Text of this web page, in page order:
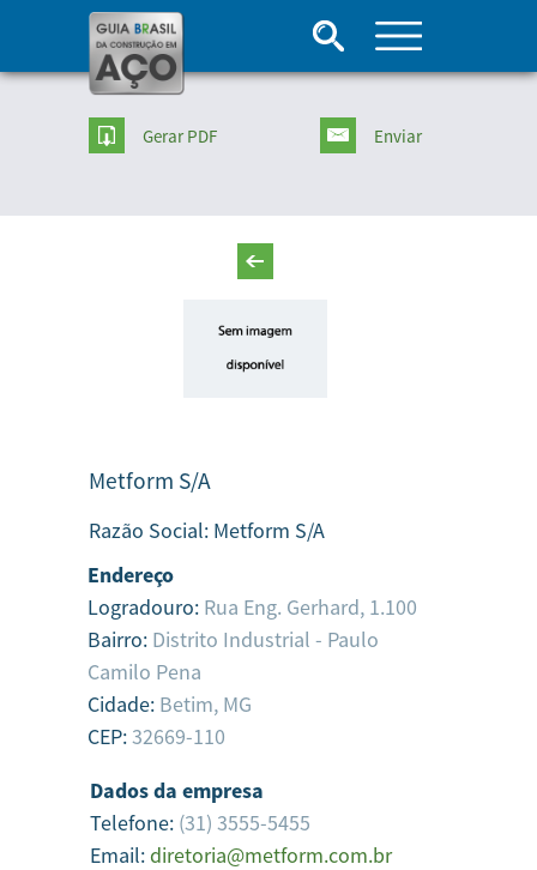
Gerar PDF Enviar
Metform S/A
Razão Social: Metform S/A
Endereço
Logradouro: Rua Eng. Gerhard, 1.100
Bairro: Distrito Industrial - Paulo
Camilo Pena
Cidade: Betim, MG
CEP:32669-110
Dados da empresa
Telefone: (31) 3555-5455
Email:diretoria@metform.com.br